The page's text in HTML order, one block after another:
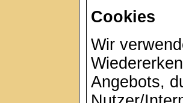
Cookies
Wir
Angebots,